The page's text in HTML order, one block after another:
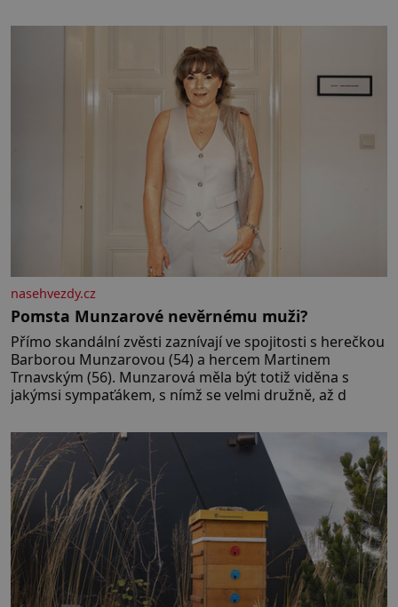
nasehvezdy.cz
Pomsta Munzarové nevěrnému muži?
Přímo skandální zvěsti zaznívají ve spojitosti s herečkou
Barborou Munzarovou (54) a hercem Martinem
Trnavským (56). Munzarová měla být totiž viděna s
jakýmsi sympaťákem, s nímž se velmi družně, až d